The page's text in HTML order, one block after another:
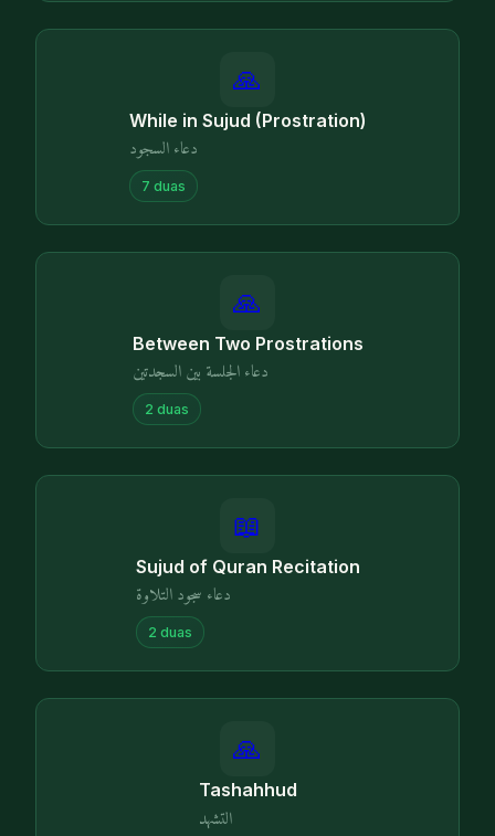
🙏
While in Sujud (Prostration)
دعاء السجود
7 duas
🙏
Between Two Prostrations
دعاء الجلسة بين السجدتين
2 duas
📖
Sujud of Quran Recitation
دعاء سجود التلاوة
2 duas
🙏
Tashahhud
التشهد